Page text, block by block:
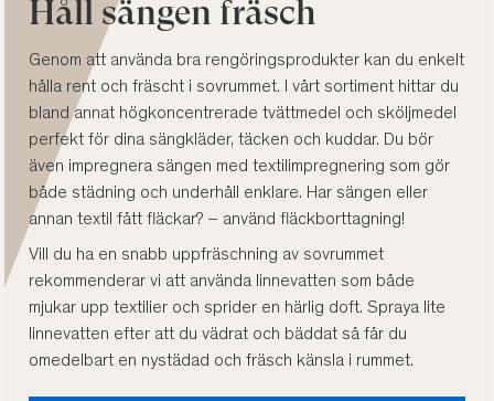
Håll sängen fräsch
Genom att använda bra rengöringsprodukter kan du enkelt
hålla rent och fräscht i sovrummet. I vårt sortiment hittar du
bland annat högkoncentrerade tvättmedel och sköljmedel
perfekt för dina sängkläder, täcken och kuddar. Du bör
även impregnera sängen med textilimpregnering som gör
både städning och underhåll enklare. Har sängen eller
annan textil fått fläckar? – använd fläckborttagning!
Vill du ha en snabb uppfräschning av sovrummet
rekommenderar vi att använda linnevatten som både
mjukar upp textilier och sprider en härlig doft. Spraya lite
linnevatten efter att du vädrat och bäddat så får du
omedelbart en nystädad och fräsch känsla i rummet.